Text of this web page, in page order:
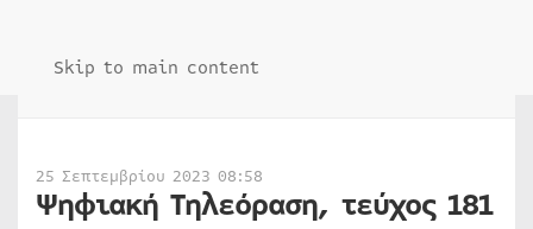
Skip to main content
25 Σεπτεμβρίου 2023 08:58
Ψηφιακή Τηλεόραση, τεύχος 181